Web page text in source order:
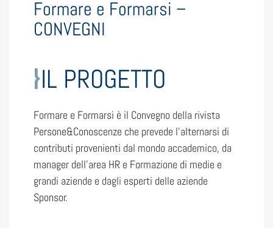
Formare e Formarsi –
CONVEGNI
IL PROGETTO
Formare e Formarsi è il Convegno della rivista
Persone&Conoscenze che prevede l’alternarsi di
contributi provenienti dal mondo accademico, da
manager dell’area HR e Formazione di medie e
grandi aziende e dagli esperti delle aziende
Sponsor.